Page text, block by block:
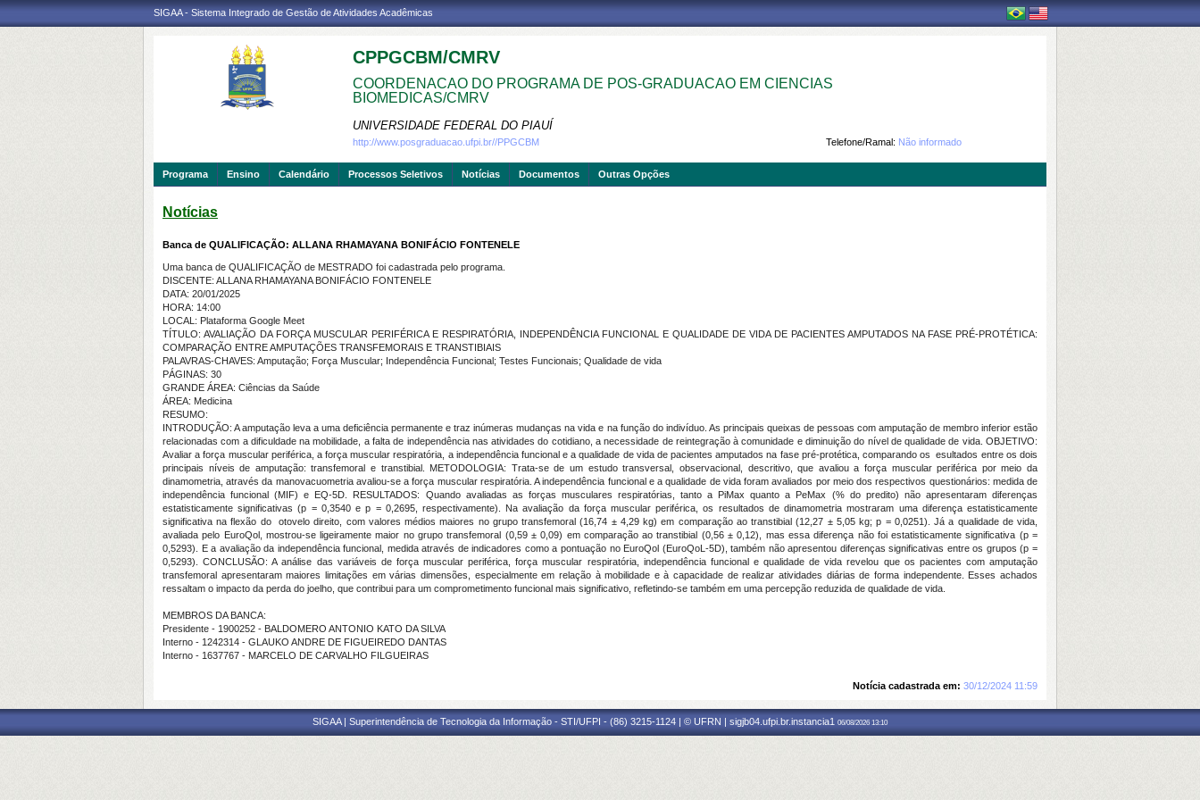
SIGAA - Sistema Integrado de Gestão de Atividades Acadêmicas
CPPGCBM/CMRV
COORDENACAO DO PROGRAMA DE POS-GRADUACAO EM CIENCIAS
BIOMEDICAS/CMRV
UNIVERSIDADE FEDERAL DO PIAUÍ
Telefone/Ramal: Não informado
http://www.posgraduacao.ufpi.br//PPGCBM
Programa Ensino Calendário Processos Seletivos Notícias Documentos Outras Opções
Notícias
Banca de QUALIFICAÇÃO: ALLANA RHAMAYANA BONIFÁCIO FONTENELE
Uma banca de QUALIFICAÇÃO de MESTRADO foi cadastrada pelo programa.
DISCENTE: ALLANA RHAMAYANA BONIFÁCIO FONTENELE
DATA: 20/01/2025
HORA: 14:00
LOCAL: Plataforma Google Meet
TÍTULO: AVALIAÇÃO DA FORÇA MUSCULAR PERIFÉRICA E RESPIRATÓRIA, INDEPENDÊNCIA FUNCIONAL E QUALIDADE DE VIDA DE PACIENTES AMPUTADOS NA FASE PRÉ-PROTÉTICA:
COMPARAÇÃO ENTRE AMPUTAÇÕES TRANSFEMORAIS E TRANSTIBIAIS
PALAVRAS-CHAVES: Amputação; Força Muscular; Independência Funcional; Testes Funcionais; Qualidade de vida
PÁGINAS: 30
GRANDE ÁREA: Ciências da Saúde
ÁREA: Medicina
RESUMO:
INTRODUÇÃO: A amputação leva a uma deficiência permanente e traz inúmeras mudanças na vida e na função do indivíduo. As principais queixas de pessoas com amputação de membro inferior estão
relacionadas com a dificuldade na mobilidade, a falta de independência nas atividades do cotidiano, a necessidade de reintegração à comunidade e diminuição do nível de qualidade de vida. OBJETIVO:
Avaliar a força muscular periférica, a força muscular respiratória, a independência funcional e a qualidade de vida de pacientes amputados na fase pré-protética, comparando os esultados entre os dois
principais níveis de amputação: transfemoral e transtibial. METODOLOGIA: Trata-se de um estudo transversal, observacional, descritivo, que avaliou a força muscular periférica por meio da
dinamometria, através da manovacuometria avaliou-se a força muscular respiratória. A independência funcional e a qualidade de vida foram avaliados por meio dos respectivos questionários: medida de
independência funcional (MIF) e EQ-5D. RESULTADOS: Quando avaliadas as forças musculares respiratórias, tanto a PiMax quanto a PeMax (% do predito) não apresentaram diferenças
estatisticamente significativas (p = 0,3540 e p = 0,2695, respectivamente). Na avaliação da força muscular periférica, os resultados de dinamometria mostraram uma diferença estatisticamente
significativa na flexão do otovelo direito, com valores médios maiores no grupo transfemoral (16,74 ± 4,29 kg) em comparação ao transtibial (12,27 ± 5,05 kg; p = 0,0251). Já a qualidade de vida,
avaliada pelo EuroQol, mostrou-se ligeiramente maior no grupo transfemoral (0,59 ± 0,09) em comparação ao transtibial (0,56 ± 0,12), mas essa diferença não foi estatisticamente significativa (p =
0,5293). E a avaliação da independência funcional, medida através de indicadores como a pontuação no EuroQol (EuroQoL-5D), também não apresentou diferenças significativas entre os grupos (p =
0,5293). CONCLUSÃO: A análise das variáveis de força muscular periférica, força muscular respiratória, independência funcional e qualidade de vida revelou que os pacientes com amputação
transfemoral apresentaram maiores limitações em várias dimensões, especialmente em relação à mobilidade e à capacidade de realizar atividades diárias de forma independente. Esses achados
ressaltam o impacto da perda do joelho, que contribui para um comprometimento funcional mais significativo, refletindo-se também em uma percepção reduzida de qualidade de vida.
MEMBROS DA BANCA:
Presidente - 1900252 - BALDOMERO ANTONIO KATO DA SILVA
Interno - 1242314 - GLAUKO ANDRE DE FIGUEIREDO DANTAS
Interno - 1637767 - MARCELO DE CARVALHO FILGUEIRAS
Notícia cadastrada em: 30/12/2024 11:59
SIGAA | Superintendência de Tecnologia da Informação - STI/UFPI - (86) 3215-1124 | © UFRN | sigjb04.ufpi.br.instancia1 06/08/2026 13:10